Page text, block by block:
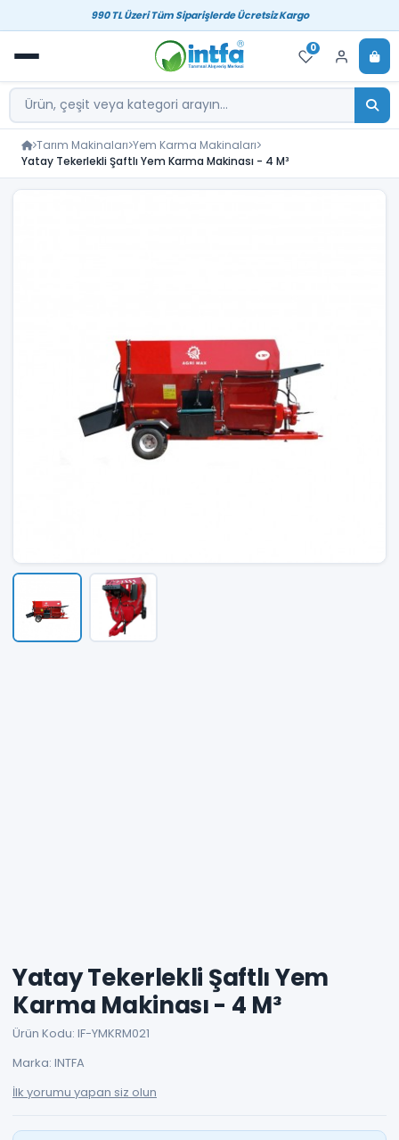
990 TL Üzeri Tüm Siparişlerde Ücretsiz Kargo
0
Tarım Makinaları Yem Karma Makinaları
Yatay Tekerlekli Şaftlı Yem Karma Makinası - 4 M³
Yatay Tekerlekli Şaftlı Yem
Karma Makinası - 4 M³
Ürün Kodu: IF-YMKRM021
Marka: INTFA
İlk yorumu yapan siz olun